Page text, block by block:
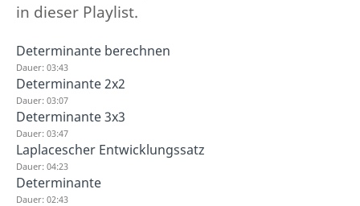
in dieser Playlist.
Determinante berechnen
Dauer: 03:43
Determinante 2x2
Dauer: 03:07
Determinante 3x3
Dauer: 03:47
Laplacescher Entwicklungssatz
Dauer: 04:23
Determinante
Dauer: 02:43